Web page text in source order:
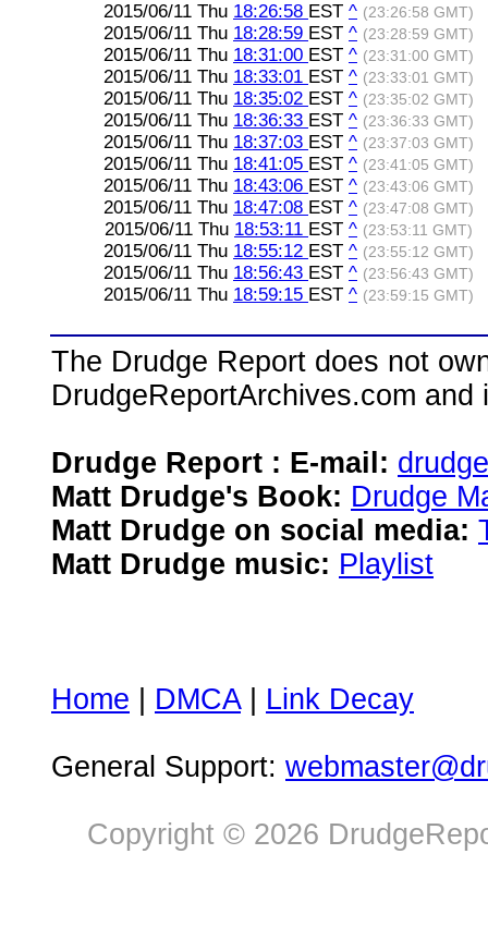
2015/06/11 Thu 18:26:58 EST ^ (23:26:58 GMT)
2015/06/11 Thu 18:28:59 EST ^ (23:28:59 GMT)
2015/06/11 Thu 18:31:00 EST ^ (23:31:00 GMT)
2015/06/11 Thu 18:33:01 EST ^ (23:33:01 GMT)
2015/06/11 Thu 18:35:02 EST ^ (23:35:02 GMT)
2015/06/11 Thu 18:36:33 EST ^ (23:36:33 GMT)
2015/06/11 Thu 18:37:03 EST ^ (23:37:03 GMT)
2015/06/11 Thu 18:41:05 EST ^ (23:41:05 GMT)
2015/06/11 Thu 18:43:06 EST ^ (23:43:06 GMT)
2015/06/11 Thu 18:47:08 EST ^ (23:47:08 GMT)
2015/06/11 Thu 18:53:11 EST ^ (23:53:11 GMT)
2015/06/11 Thu 18:55:12 EST ^ (23:55:12 GMT)
2015/06/11 Thu 18:56:43 EST ^ (23:56:43 GMT)
2015/06/11 Thu 18:59:15 EST ^ (23:59:15 GMT)
The Drudge Report does not
DrudgeReportArchives.com
Drudge Report : E-mail:
Matt Drudge's Book: Drudge
Matt Drudge on social media:
Matt Drudge music: Playlist
Home DMCA| Link Decay
General Support:
Copyright © 2026